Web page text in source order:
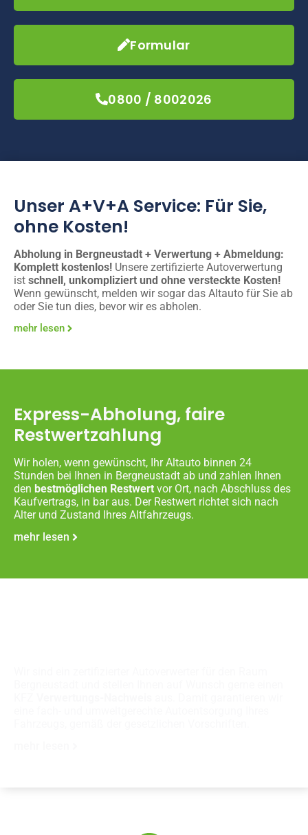
Formular
0800 / 8002026
Unser A+V+A Service: Für Sie,
ohne Kosten!
Abholung in Bergneustadt + Verwertung + Abmeldung:
Komplett kostenlos! Unsere zertifizierte Autoverwertung
ist schnell, unkompliziert und ohne versteckte Kosten!
Wenn gewünscht, melden wir sogar das Altauto für Sie ab
oder Sie tun dies, bevor wir es abholen.
mehr lesen
Express-Abholung, faire
Restwertzahlung
Wir holen, wenn gewünscht, Ihr Altauto binnen 24
Stunden bei Ihnen in Bergneustadt ab und zahlen Ihnen
den bestmöglichen Restwert vor Ort, nach Abschluss des
Kaufvertrags, in bar aus. Der Restwert richtet sich nach
Alter und Zustand Ihres Altfahrzeugs.
mehr lesen